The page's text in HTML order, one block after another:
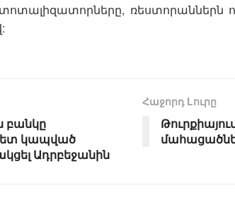
ռեստորաններն
բանկը
կապված
Ադրբեջանին
Հաջորդ Lուրը